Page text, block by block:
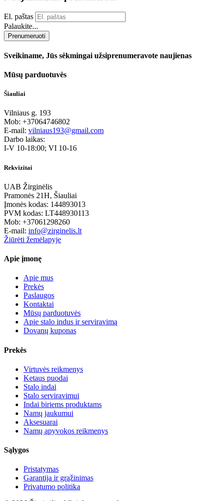
El. paštas
Palaukite...
Prenumeruoti
Sveikiname, Jūs sėkmingai užsiprenumeravote naujienas
Mūsų parduotuvės
Šiauliai
Vilniaus g. 193
Mob: +37064746802
E-mail: vilniaus193@gmail.com
Darbo laikas:
I-V 10-18:00; VI 10-16
Rekvizitai
UAB Žirginėlis
Pramonės 21H, Šiauliai
Įmonės kodas: 144893013
PVM kodas: LT448930113
Mob: +37061298260
E-mail: info@zirginelis.lt
Žiūrėti žemėlapyje
Apie įmonę
Apie mus
Prekės
Paslaugos
Kontaktai
Mūsų parduotuvės
Apie stalo indus ir serviravimą
Dovanų kuponas
Prekės
Virtuvės reikmenys
Ketaus puodai
Stalo indai
Stalo serviravimui
Indai biriems produktams
Namų jaukumui
Aksesuarai
Namų apyvokos reikmenys
Sąlygos
Pristatymas
Garantija ir grąžinimas
Privatumo politika